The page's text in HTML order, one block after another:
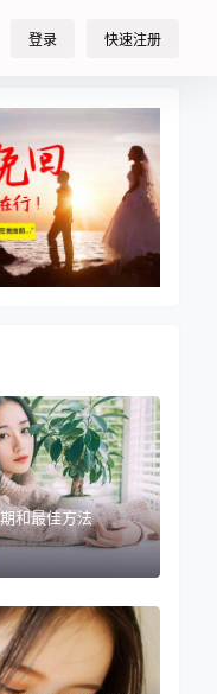
登录 快速注册
和最佳方法